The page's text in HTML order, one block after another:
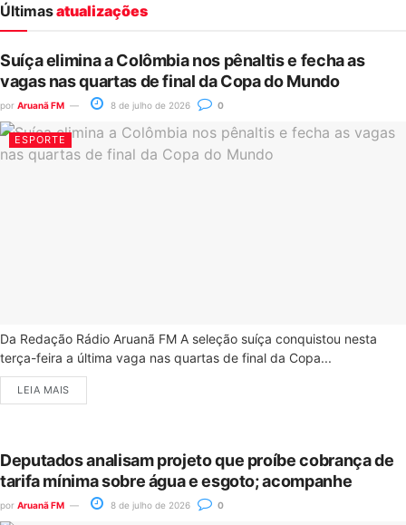
Últimasatualizações
Suíça elimina a Colômbia nos pênaltis e fecha as
vagas nas quartas de final da Copa do Mundo
por Aruanã FM 8 de julho de 2026 0
ESPORTE
Da Redação Rádio Aruanã FM A seleção suíça conquistou nesta
terça-feira a última vaga nas quartas de final da Copa...
LEIA MAIS
Deputados analisam projeto que proíbe cobrança de
tarifa mínima sobre água e esgoto; acompanhe
por Aruanã FM 8 de julho de 2026 0